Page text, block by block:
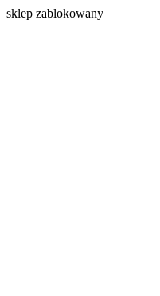
sklep zablokowany